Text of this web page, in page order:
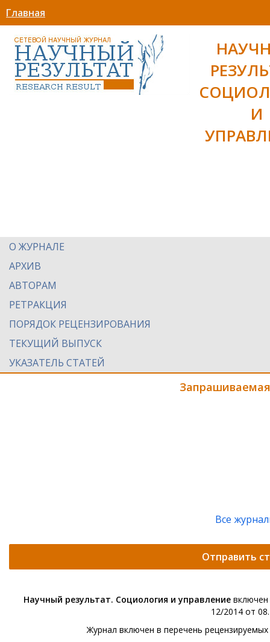
Главная
И
О ЖУРНАЛЕ
АРХИВ
АВТОРАМ
РЕТРАКЦИЯ
ПОРЯДОК РЕЦЕНЗИРОВАНИЯ
ТЕКУЩИЙ ВЫПУСК
УКАЗАТЕЛЬ СТАТЕЙ
Все
Отправить
Научный результат. Социология и управление
12/2014 от
Журнал включен в перечень